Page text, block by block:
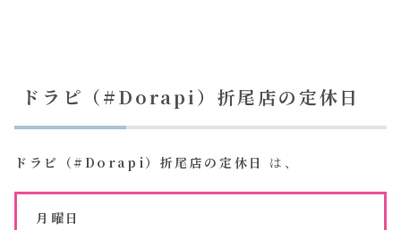
ドラピ（#Dorapi）折尾店の定休日
ドラピ（#Dorapi）折尾店の定休日 は、
月曜日